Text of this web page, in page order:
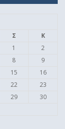
Σ
Κ
1
2
8
9
15
16
22
23
29
30